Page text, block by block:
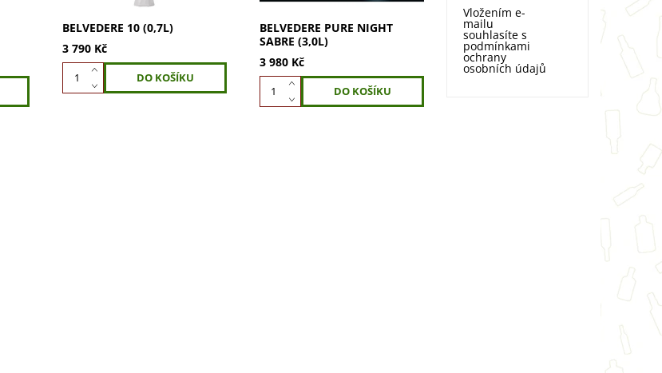
BELVEDERE 10 (0,7L)
3 790 Kč
BELVEDERE PURE NIGHT
SABRE (3,0L)
3 980 Kč
Vložením e-
mailu
souhlasíte s
podmínkami
ochrany
osobních údajů